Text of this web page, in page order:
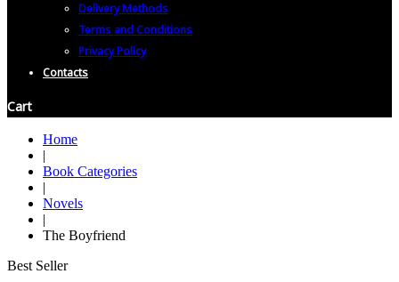
Delivery Methods
Terms and Conditions
Privacy Policy
Contacts
Cart
Home
|
Book Categories
|
Novels
|
The Boyfriend
Best Seller